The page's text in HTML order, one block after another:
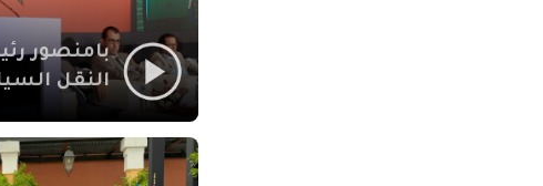
بامنصور
النقل
والاصلاح
ركيزتان